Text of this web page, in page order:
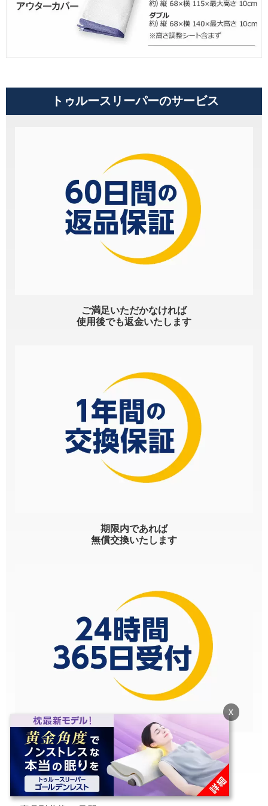
トゥルースリーパーのサービス
ご満足いただかなければ
使用後でも返金いたします
期限内であれば
無償交換いたします
ご注文は
いつでもお気軽に
【60日間の返品保証】
x